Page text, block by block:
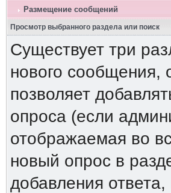
Размещение сообщений
Просмотр выбранного раздела или поиск
Существует три
нового сообщения,
позволяет
опроса (если
отображаемая во
новый опрос в
добавления